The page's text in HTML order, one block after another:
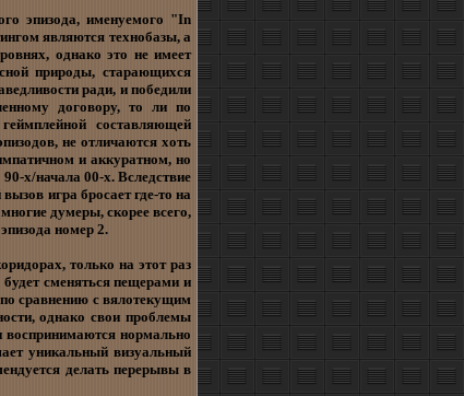
эпизода, именуемого "In
являются технобазы, а
однако это не имеет
природы, старающихся
ради, и победили
договору, то ли по
составляющей
не отличаются хоть
и аккуратном, но
х/начала 00-х. Вследствие
игра бросает где-то на
думеры, скорее всего,
номер 2.
только на этот раз
сменяться пещерами и
сравнению с вялотекущим
однако свои проблемы
воспринимаются нормально
уникальный визуальный
делать перерывы в